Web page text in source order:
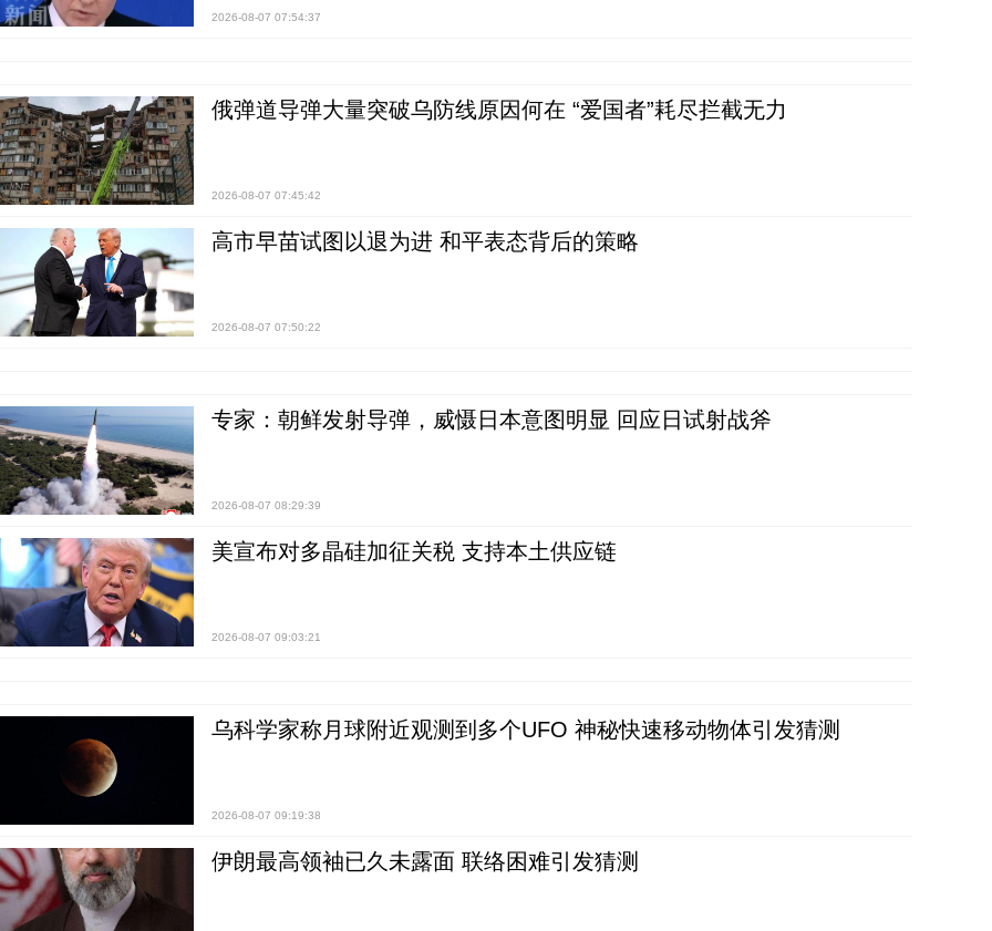
2026-08-07 07:54:37
俄弹道导弹大量突破乌防线原因何在 “爱国者”耗尽拦截无力
2026-08-07 07:45:42
高市早苗试图以退为进 和平表态背后的策略
2026-08-07 07:50:22
专家：朝鲜发射导弹，威慑日本意图明显 回应日试射战斧
2026-08-07 08:29:39
美宣布对多晶硅加征关税 支持本土供应链
2026-08-07 09:03:21
乌科学家称月球附近观测到多个UFO 神秘快速移动物体引发猜测
2026-08-07 09:19:38
伊朗最高领袖已久未露面 联络困难引发猜测